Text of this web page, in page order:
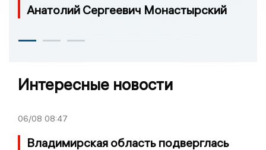
Анатолий Сергеевич Монастырский
Интересные новости
06/08 08:47
Владимирская область подверглась